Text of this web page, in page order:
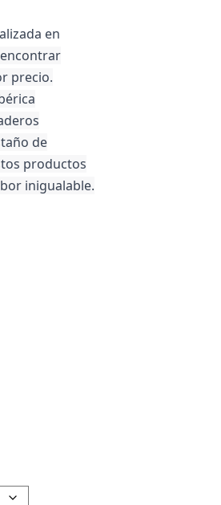
en
precio.
de
productos
inigualable.